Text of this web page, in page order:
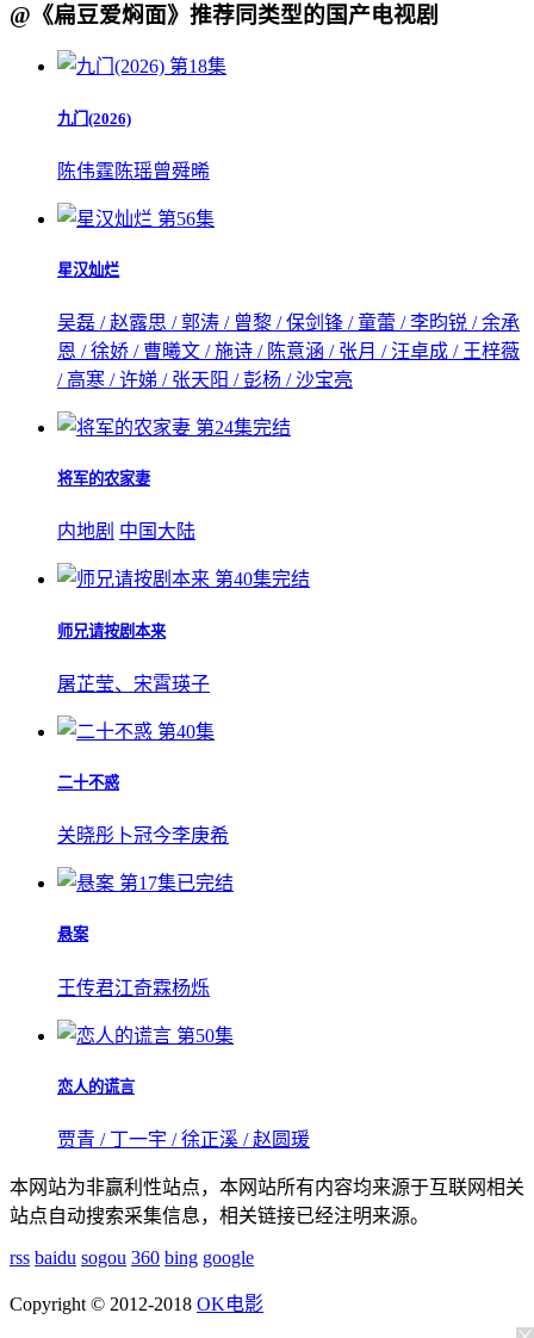
@《扁豆爱焖面》推荐同类型的国产电视剧
第18集
九门(2026)
陈伟霆 陈瑶曾舜晞
第56集
星汉灿烂
吴磊 / 赵露思 / 郭涛 / 曾黎 / 保剑锋 / 童蕾 / 李昀锐 / 余承
恩 / 徐娇 / 曹曦文 / 施诗 / 陈意涵 / 张月 / 汪卓成 / 王梓薇
/ 高寒 / 许娣 / 张天阳 / 彭杨 / 沙宝亮
第24集完结
将军的农家妻
内地剧 中国大陆
第40集完结
师兄请按剧本来
屠芷莹、宋霄瑛子
第40集
二十不惑
关晓彤 卜冠今李庚希
第17集已完结
悬案
王传君江奇霖杨烁
第50集
恋人的谎言
贾青 / 丁一宇 / 徐正溪 / 赵圆瑗
本网站为非赢利性站点，本网站所有内容均来源于互联网相关
站点自动搜索采集信息，相关链接已经注明来源。
rss baidu sogou 360 bing google
Copyright © 2012-2018 OK电影